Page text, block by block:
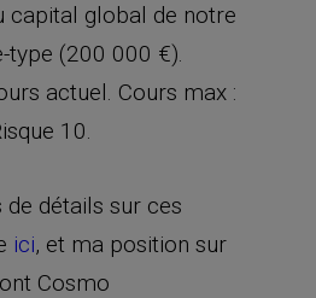
capital global de notre
type (200 000 €).
actuel. Cours max :
10.
de détails sur ces
ici, et ma position sur
Cosmo